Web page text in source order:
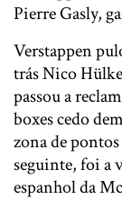
Pierre Gasly,
Verstappen
trás Nico
passou a
boxes cedo
zona de
seguinte, foi a
espanhol da